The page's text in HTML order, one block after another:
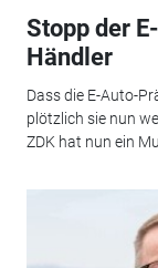
Stopp der
Händler
Dass die E-Auto-
plötzlich sie nun
ZDK hat nun ein